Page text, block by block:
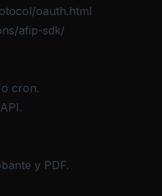
oauth.html
afip-sdk/
cron.
y PDF.